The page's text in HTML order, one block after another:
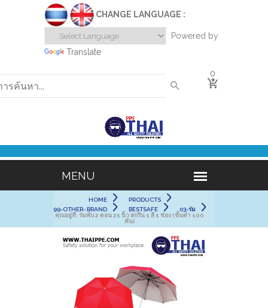
CHANGE LANGUAGE :
Powered by
Translate
0
HOME
PRODUCTS
99-OTHER- BRAND
BESTSAFE
03-ร่ม
คุณอยู่ที่: ร่มพับ 2 ตอน 21 นิ้ว สกรีน 1 สี 1 ช่อง (ขั้นต่ำ 100
คัน)